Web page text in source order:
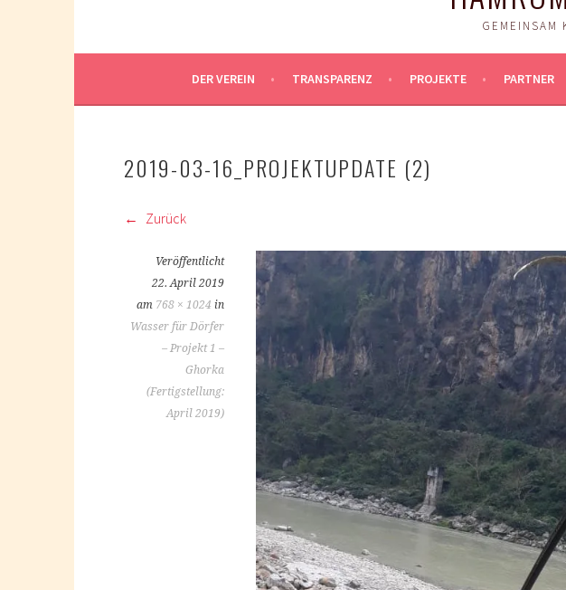
GEMEINSAM
DER VEREIN TRANSPARENZ PROJEKTE PARTNER
2019-03-16_PROJEKTUPDATE (2)
Zurück
Veröffentlicht
22. April 2019
am 768 × 1024 in
Wasser für Dörfer
– Projekt 1 –
Ghorka
(Fertigstellung:
April 2019)